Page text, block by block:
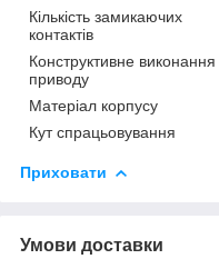
Кількість замикаючих
контактів
Конструктивне виконання
приводу
Матеріал корпусу
Кут спрацьовування
Приховати
Умови доставки